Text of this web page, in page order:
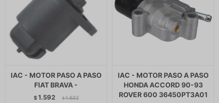
IAC - MOTOR PASO A PASO
FIAT BRAVA -
$1.592 $ 1.632
IAC - MOTOR PASO A PASO
HONDA ACCORD 90-93
ROVER 600 36450PT3A01